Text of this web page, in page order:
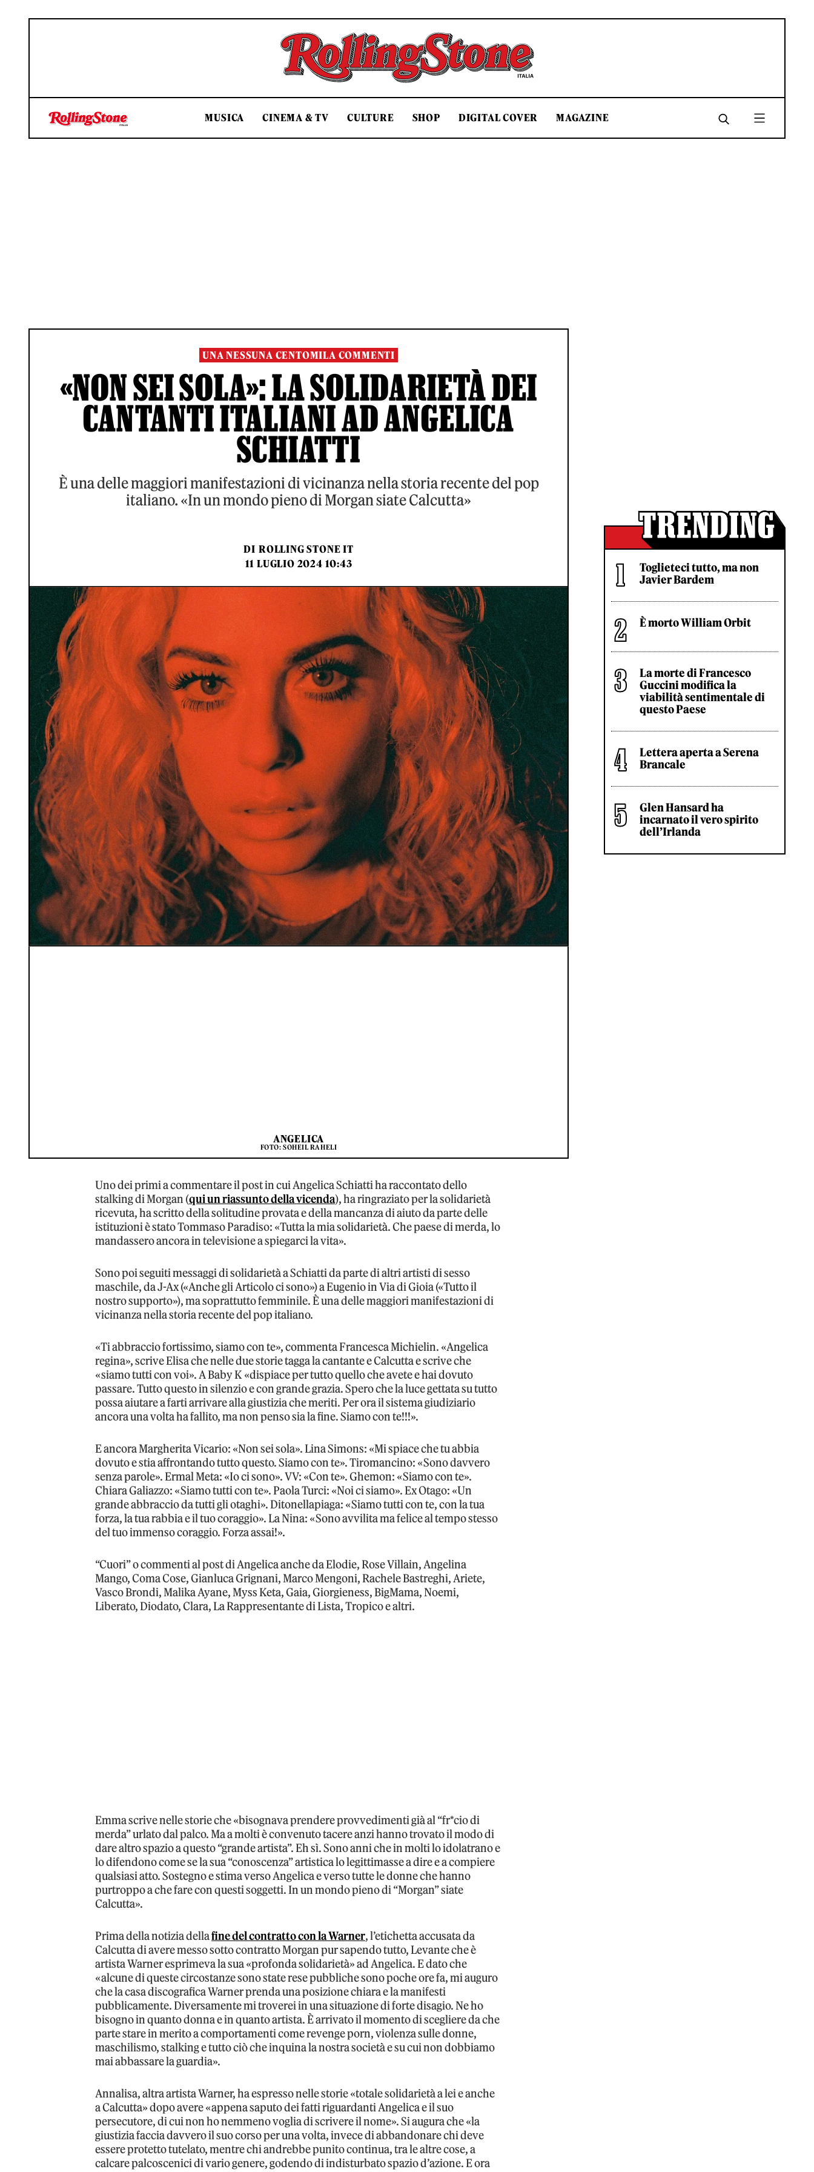
Rolling Stone Italia
MUSICA CINEMA & TV CULTURE SHOP DIGITAL COVER MAGAZINE
UNA NESSUNA CENTOMILA COMMENTI
«NON SEI SOLA»: LA SOLIDARIETÀ DEI
CANTANTI ITALIANI AD ANGELICA
SCHIATTI
È una delle maggiori manifestazioni di vicinanza nella storia recente del pop
italiano. «In un mondo pieno di Morgan siate Calcutta»
DI ROLLING STONE IT
11 LUGLIO 2024 10:43
ANGELICA
FOTO: SOHEIL RAHELI
Uno dei primi a commentare il post in cui Angelica Schiatti ha raccontato dello
stalking di Morgan (qui un riassunto della vicenda), ha ringraziato per la solidarietà
ricevuta, ha scritto della solitudine provata e della mancanza di aiuto da parte delle
istituzioni è stato Tommaso Paradiso: «Tutta la mia solidarietà. Che paese di merda, lo
mandassero ancora in televisione a spiegarci la vita».
Sono poi seguiti messaggi di solidarietà a Schiatti da parte di altri artisti di sesso
maschile, da J-Ax («Anche gli Articolo ci sono») a Eugenio in Via di Gioia («Tutto il
nostro supporto»), ma soprattutto femminile. È una delle maggiori manifestazioni di
vicinanza nella storia recente del pop italiano.
«Ti abbraccio fortissimo, siamo con te», commenta Francesca Michielin. «Angelica
regina», scrive Elisa che nelle due storie tagga la cantante e Calcutta e scrive che
«siamo tutti con voi». A Baby K «dispiace per tutto quello che avete e hai dovuto
passare. Tutto questo in silenzio e con grande grazia. Spero che la luce gettata su tutto
possa aiutare a farti arrivare alla giustizia che meriti. Per ora il sistema giudiziario
ancora una volta ha fallito, ma non penso sia la fine. Siamo con te!!!».
E ancora Margherita Vicario: «Non sei sola». Lina Simons: «Mi spiace che tu abbia
dovuto e stia affrontando tutto questo. Siamo con te». Tiromancino: «Sono davvero
senza parole». Ermal Meta: «Io ci sono». VV: «Con te». Ghemon: «Siamo con te».
Chiara Galiazzo: «Siamo tutti con te». Paola Turci: «Noi ci siamo». Ex Otago: «Un
grande abbraccio da tutti gli otaghi». Ditonellapiaga: «Siamo tutti con te, con la tua
forza, la tua rabbia e il tuo coraggio». La Nina: «Sono avvilita ma felice al tempo stesso
del tuo immenso coraggio. Forza assai!».
“Cuori” o commenti al post di Angelica anche da Elodie, Rose Villain, Angelina
Mango, Coma Cose, Gianluca Grignani, Marco Mengoni, Rachele Bastreghi, Ariete,
Vasco Brondi, Malika Ayane, Myss Keta, Gaia, Giorgieness, BigMama, Noemi,
Liberato, Diodato, Clara, La Rappresentante di Lista, Tropico e altri.
Emma scrive nelle storie che «bisognava prendere provvedimenti già al “fr*cio di
merda” urlato dal palco. Ma a molti è convenuto tacere anzi hanno trovato il modo di
dare altro spazio a questo “grande artista”. Eh sì. Sono anni che in molti lo idolatrano e
lo difendono come se la sua “conoscenza” artistica lo legittimasse a dire e a compiere
qualsiasi atto. Sostegno e stima verso Angelica e verso tutte le donne che hanno
purtroppo a che fare con questi soggetti. In un mondo pieno di “Morgan” siate
Calcutta».
Prima della notizia dellafine del contratto con la Warner, l’etichetta accusata da
Calcutta di avere messo sotto contratto Morgan pur sapendo tutto, Levante che è
artista Warner esprimeva la sua «profonda solidarietà» ad Angelica. E dato che
«alcune di queste circostanze sono state rese pubbliche sono poche ore fa, mi auguro
che la casa discografica Warner prenda una posizione chiara e la manifesti
pubblicamente. Diversamente mi troverei in una situazione di forte disagio. Ne ho
bisogno in quanto donna e in quanto artista. È arrivato il momento di scegliere da che
parte stare in merito a comportamenti come revenge porn, violenza sulle donne,
maschilismo, stalking e tutto ciò che inquina la nostra società e su cui non dobbiamo
mai abbassare la guardia».
Annalisa, altra artista Warner, ha espresso nelle storie «totale solidarietà a lei e anche
a Calcutta» dopo avere «appena saputo dei fatti riguardanti Angelica e il suo
persecutore, di cui non ho nemmeno voglia di scrivere il nome». Si augura che «la
giustizia faccia davvero il suo corso per una volta, invece di abbandonare chi deve
essere protetto tutelato, mentre chi andrebbe punito continua, tra le altre cose, a
calcare palcoscenici di vario genere, godendo di indisturbato spazio d’azione. E ora
Toglieteci tutto, ma non
Javier Bardem
È morto William Orbit
La morte di Francesco
Guccini modifica la
viabilità sentimentale di
questo Paese
Lettera aperta a Serena
Brancale
Glen Hansard ha
incarnato il vero spirito
dell’Irlanda